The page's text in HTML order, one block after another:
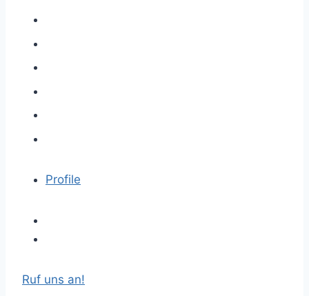
Profile
Ruf uns an!